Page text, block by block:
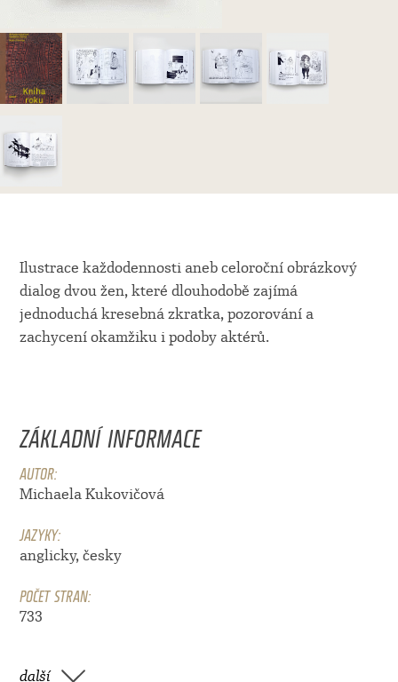
Ilustrace každodennosti aneb celoroční obrázkový
dialog dvou žen, které dlouhodobě zajímá
jednoduchá kresebná zkratka, pozorování a
zachycení okamžiku i podoby aktérů.
ZÁKLADNÍ INFORMACE
AUTOR:
Michaela Kukovičová
JAZYKY:
anglicky, česky
POČET STRAN:
733
další